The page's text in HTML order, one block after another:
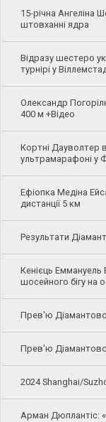
15-річна Ангеліна
штовханні ядра
Відразу шестеро
турнірі у
Олександр
400 м +Відео
Кортні Дауволтер
ультрамарафоні у
Ефіопка Медіна
дистанції 5 км
Результати
Кенієць Еммануель
шосейного бігу на
Прев'ю
Прев'ю
2024 Shanghai/
Арман Дюплантіс: